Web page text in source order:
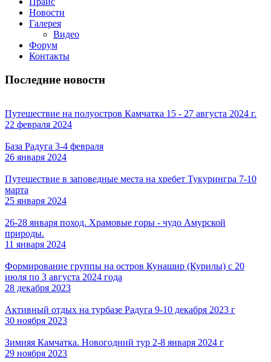
Новости
Галерея
Видео
Форум
Контакты
Последние новости
Путешествие на полуостров Камчатка 15 - 27 августа 2024 г.
22 февраля 2024
База Радуга 3-4 февраля
26 января 2024
Путешествие в заповедные места на хребет Тукурингра 7-10
марта
25 января 2024
26-28 января поход. Храмовые горы - чудо Амурской
природы.
11 января 2024
Формирование группы на остров Кунашир (Курилы) с 20
июля по 3 августа 2024 года
28 декабря 2023
Активный отдых на турбазе Радуга 9-10 декабря 2023 г
30 ноября 2023
Зимняя Камчатка. Новогодний тур 2-8 января 2024 г
29 ноября 2023